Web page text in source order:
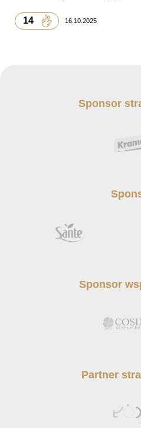
14 16.10.2025
Sponsor
Sponsor
Partner